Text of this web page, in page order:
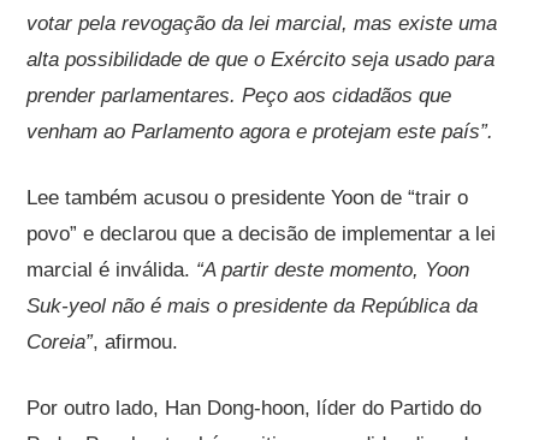
votar pela revogação da lei marcial, mas existe uma
alta possibilidade de que o Exército seja usado para
prender parlamentares. Peço aos cidadãos que
venham ao Parlamento agora e protejam este país”.
Lee também acusou o presidente Yoon de “trair o
povo” e declarou que a decisão de implementar a lei
marcial é inválida. “A partir deste momento, Yoon
Suk-yeol não é mais o presidente da República da
Coreia”, afirmou.
Por outro lado, Han Dong-hoon, líder do Partido do